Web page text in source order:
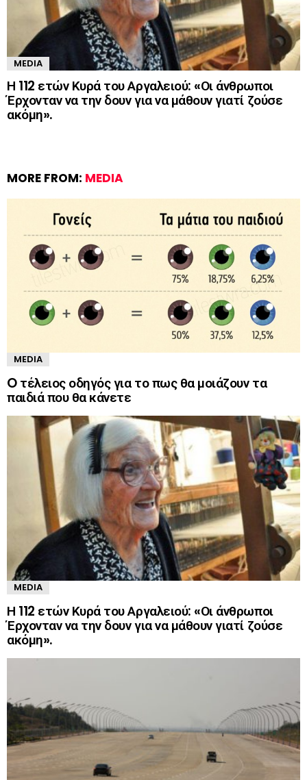
MEDIA
Η 112 ετών Κυρά του Αργαλειού: «Οι άνθρωποι
Έρχονταν να την δουν για να μάθουν γιατί ζούσε
ακόμη».
MORE FROM: MEDIA
MEDIA
O τέλειος οδηγός για το πως θα μοιάζουν τα
παιδιά που θα κάνετε
MEDIA
Η 112 ετών Κυρά του Αργαλειού: «Οι άνθρωποι
Έρχονταν να την δουν για να μάθουν γιατί ζούσε
ακόμη».